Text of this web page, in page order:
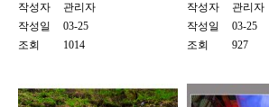
작성자
관리자
작성일
03-25
조회
1014
작성자
관리자
작성일
03-25
조회
927